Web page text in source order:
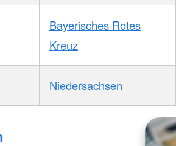
Bayerisches Rotes
Kreuz
Niedersachsen